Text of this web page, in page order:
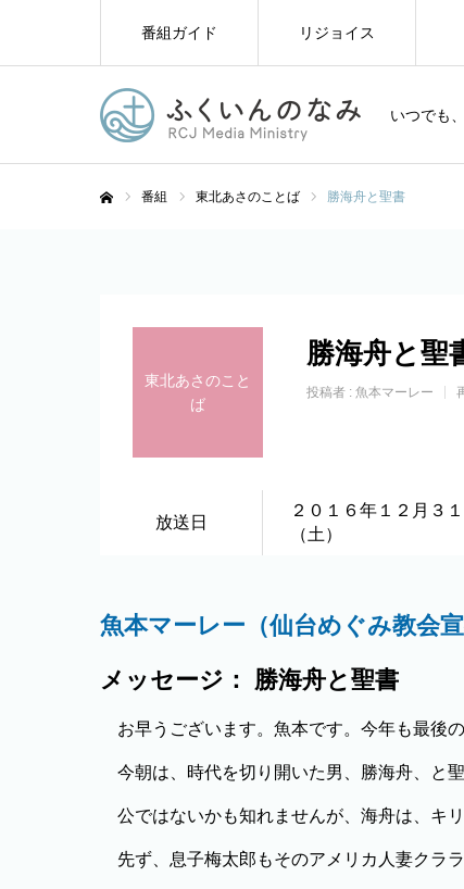
いつでも
番組ガイド リジョイス
番組 東北あさのことば 勝海舟と聖書
東北あさのこと
ば
勝海舟と聖
投稿者 : 魚本マーレー
放送日
２０１６年１２月３１
（土）
魚本マーレー（仙台めぐみ教会宣
メッセージ： 勝海舟と聖書
お早うございます。魚本です。今年も最後の
今朝は、時代を切り開いた男、勝海舟、と
公ではないかも知れませんが、海舟は、キ
先ず、息子梅太郎もそのアメリカ人妻クラ